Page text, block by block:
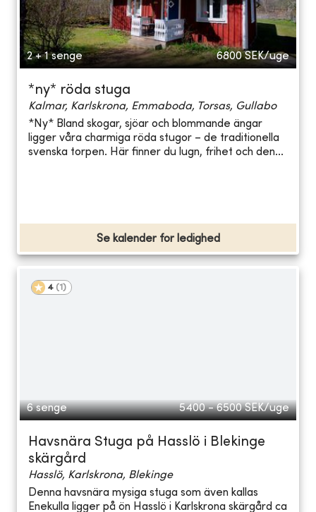
2 + 1 senge 6800 SEK/uge
*ny* röda stuga
Kalmar, Karlskrona, Emmaboda, Torsas, Gullabo
*Ny* Bland skogar, sjöar och blommande ängar
ligger våra charmiga röda stugor – de traditionella
svenska torpen. Här finner du lugn, frihet och den...
Se kalender for ledighed
4 (1 )
6 senge 5400 - 6500 SEK/uge
Havsnära Stuga på Hasslö i Blekinge
skärgård
Hasslö, Karlskrona, Blekinge
Denna havsnära mysiga stuga som även kallas
Enekulla ligger på ön Hasslö i Karlskrona skärgård ca